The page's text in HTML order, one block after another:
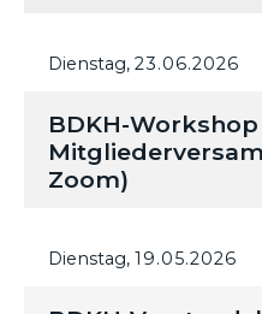
Dienstag, 23.06.2026
BDKH-Workshop
Zoom)
Dienstag, 19.05.2026